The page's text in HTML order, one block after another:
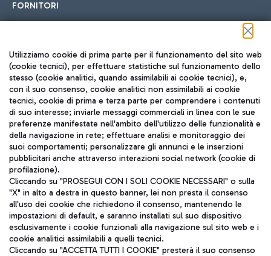
FORNITORI
Seguici sui social
TRAVEL JOURNAL
ITA
Aeroporti di Roma S.p.A. - Società soggetta a direzione e
coordinamento di Mundys S.p.A.
Utilizziamo cookie di prima parte per il funzionamento del sito web
(cookie tecnici), per effettuare statistiche sul funzionamento dello
stesso (cookie analitici, quando assimilabili ai cookie tecnici), e,
con il suo consenso, cookie analitici non assimilabili ai cookie
tecnici, cookie di prima e terza parte per comprendere i contenuti
di suo interesse; inviarle messaggi commerciali in linea con le sue
preferenze manifestate nell'ambito dell'utilizzo delle funzionalità e
della navigazione in rete; effettuare analisi e monitoraggio dei
suoi comportamenti; personalizzare gli annunci e le inserzioni
pubblicitari anche attraverso interazioni social network (cookie di
profilazione).
Cliccando su "PROSEGUI CON I SOLI COOKIE NECESSARI" o sulla
"X" in alto a destra in questo banner, lei non presta il consenso
all'uso dei cookie che richiedono il consenso, mantenendo le
impostazioni di default, e saranno installati sul suo dispositivo
esclusivamente i cookie funzionali alla navigazione sul sito web e i
cookie analitici assimilabili a quelli tecnici.
Cliccando su "ACCETTA TUTTI I COOKIE" presterà il suo consenso